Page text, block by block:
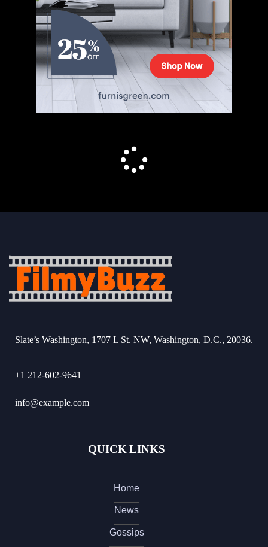
Slate’s Washington, 1707 L St. NW, Washington, D.C., 20036.
+1 212-602-9641
info@example.com
QUICK LINKS
Home
News
Gossips